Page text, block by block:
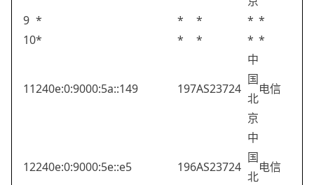
9 * * * * *
10* * * * *
11240e:0:9000:5a::149 197AS23724
中
国
北
京
电信
12240e:0:9000:5e::e5 196AS23724
中
国
北
电信